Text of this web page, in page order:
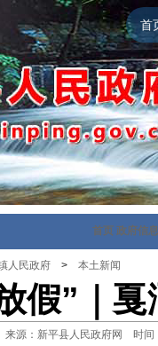
首
首页 政府信
人民政府 > 本土新闻
假”｜
来源：新平县人民政府网 时